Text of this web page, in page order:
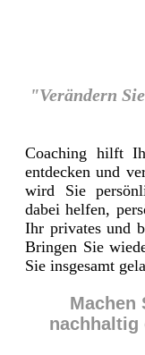
"Verändern
Coaching hilft
entdecken und
wird Sie
dabei helfen,
Ihr privates und
Bringen Sie
Sie insgesamt
Machen
nachhaltig